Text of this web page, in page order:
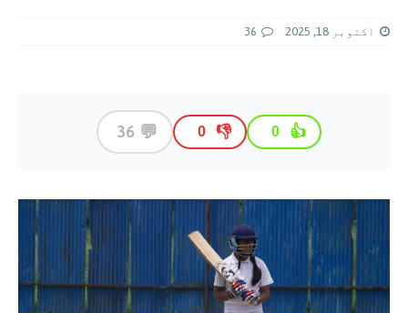
اکتوبر 18, 2025 36
👍
0
👎
0
💬
36